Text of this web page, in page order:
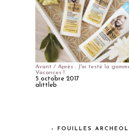
Avant / Après : J'ai testé la
Vacances !
5 octobre 2017
alittleb
– FOUILLES